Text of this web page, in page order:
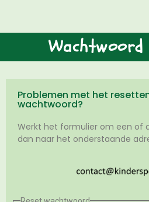
Wachtwoord
Problemen met het
wachtwoord?
Werkt het formulier om een of
dan naar het onderstaande